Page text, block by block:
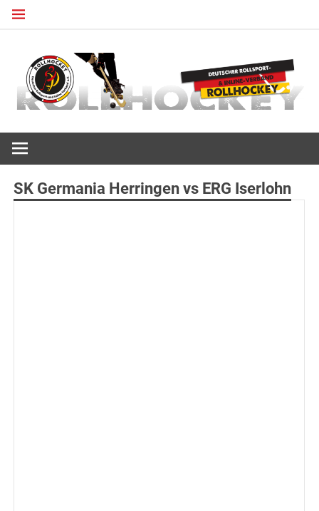
Zum
SK Germania Herringen vs ERG Iserlohn